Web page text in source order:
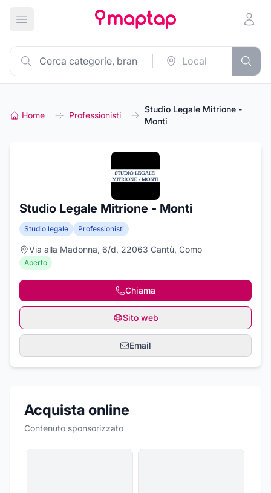
Apri menu principale
Home Professionisti
Studio Legale Mitrione -
Monti
Studio Legale Mitrione - Monti
Studio legale Professionisti
Via alla Madonna, 6/d, 22063 Cantù, Como
Aperto
Chiama
Sito web
Email
Acquista online
Contenuto sponsorizzato